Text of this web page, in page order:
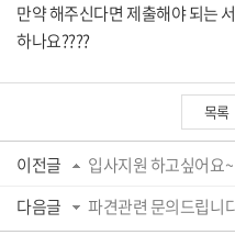
만약 해주신다면 제출해야 되는
하나요????
목록
이전글
입사지원 하고싶어요~
다음글
파견관련 문의드립니